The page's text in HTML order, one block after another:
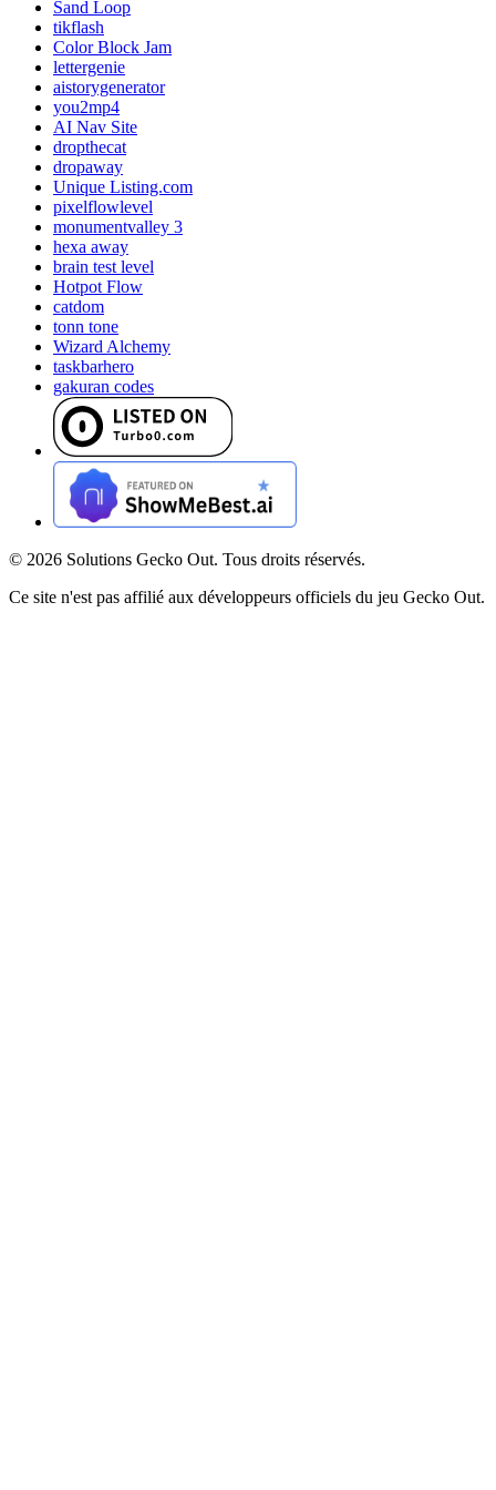
Sand Loop
tikflash
Color Block Jam
lettergenie
aistorygenerator
you2mp4
AI Nav Site
dropthecat
dropaway
Unique Listing.com
pixelflowlevel
monumentvalley 3
hexa away
brain test level
Hotpot Flow
catdom
tonn tone
Wizard Alchemy
taskbarhero
gakuran codes
© 2026 Solutions Gecko Out. Tous droits réservés.
Ce site n'est pas affilié aux développeurs officiels du jeu Gecko Out.